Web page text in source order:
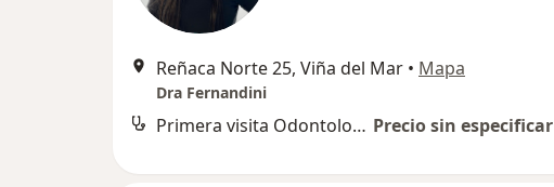
Reñaca Norte 25, Viña del Mar • Mapa
Dra Fernandini
Primera visita Odontología Precio sin especificar